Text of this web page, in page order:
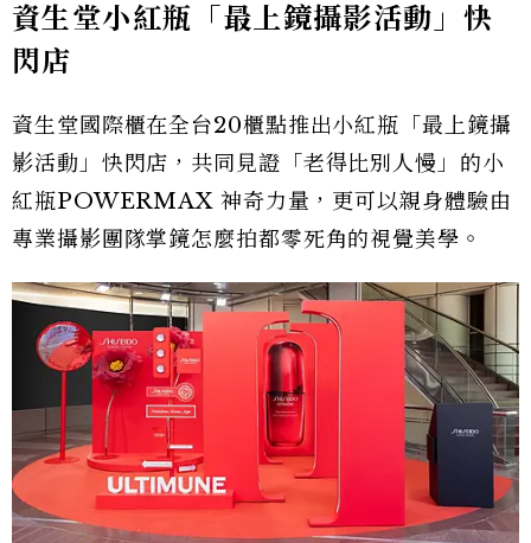
資生堂小紅瓶「最上鏡攝影活動」快
閃店
資生堂國際櫃在全台20櫃點推出小紅瓶「最上鏡攝
影活動」快閃店，共同見證「老得比別人慢」的小
紅瓶POWERMAX 神奇力量，更可以親身體驗由
專業攝影團隊掌鏡怎麼拍都零死角的視覺美學。